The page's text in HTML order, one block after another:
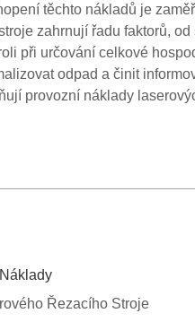
těchto nákladů je
zahrnují řadu faktorů,
při určování celkové
odpad a činit
provozní náklady
Řezacího Stroje